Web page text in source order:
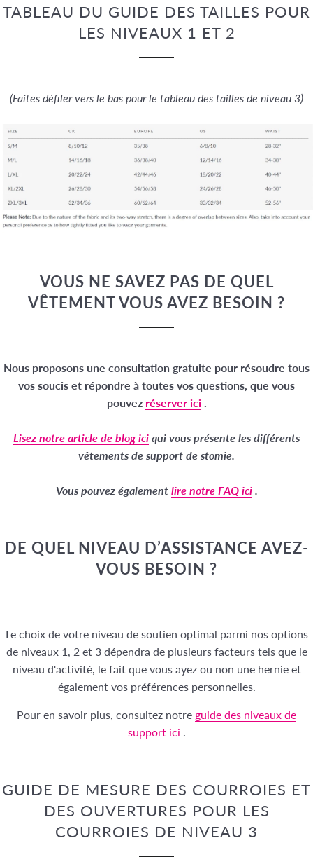
TABLEAU DU GUIDE DES TAILLES POUR
LES NIVEAUX 1 ET 2
(Faites défiler vers le bas pour le tableau des tailles de niveau 3)
VOUS NE SAVEZ PAS DE QUEL
VÊTEMENT VOUS AVEZ BESOIN ?
Nous proposons une consultation gratuite pour résoudre tous
vos soucis et répondre à toutes vos questions, que vous
pouvez réserver ici.
Lisez notre article de blog ici qui vous présente les différents
vêtements de support de stomie.
Vous pouvez également lire notre FAQ ici.
DE QUEL NIVEAU D’ASSISTANCE AVEZ-
VOUS BESOIN ?
Le choix de votre niveau de soutien optimal parmi nos options
de niveaux 1, 2 et 3 dépendra de plusieurs facteurs tels que le
niveau d'activité, le fait que vous ayez ou non une hernie et
également vos préférences personnelles.
Pour en savoir plus, consultez notre guide des niveaux de
support ici
GUIDE DE MESURE DES COURROIES ET
DES OUVERTURES POUR LES
COURROIES DE NIVEAU 3